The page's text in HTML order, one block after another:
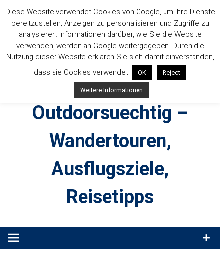
Inhalt
springen
Outdoorsuechtig –
Wandertouren,
Ausflugsziele,
Reisetipps
Produkttests und Buchrezensionen. Ein Blog für alle, die gern
Diese Website verwendet Cookies von Google, um ihre Dienste
bereitzustellen, Anzeigen zu personalisieren und Zugriffe zu
analysieren. Informationen darüber, wie Sie die Website
verwenden, werden an Google weitergegeben. Durch die
Nutzung dieser Website erklären Sie sich damit einverstanden,
dass sie Cookies verwendet.
OK Reject
Weitere Informationen